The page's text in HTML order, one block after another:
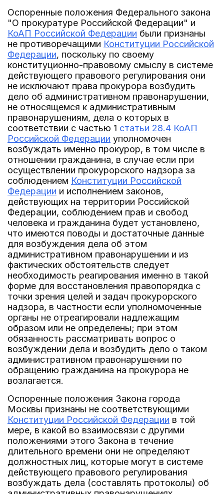
Оспоренные положения Федерального закона
"О прокуратуре Российской Федерации" и
КоАП Российской Федерации были признаны
не противоречащими Конституции Российской
Федерации, поскольку по своему
конституционно-правовому смыслу в системе
действующего правового регулирования они
не исключают права прокурора возбудить
дело об административном правонарушении,
не относящемся к административным
правонарушениям, дела о которых в
соответствии с частью 1 статьи 28.4 КоАП
Российской Федерации уполномочен
возбуждать именно прокурор, в том числе в
отношении гражданина, в случае если при
осуществлении прокурорского надзора за
соблюдением Конституции Российской
Федерации и исполнением законов,
действующих на территории Российской
Федерации, соблюдением прав и свобод
человека и гражданина будет установлено,
что имеются поводы и достаточные данные
для возбуждения дела об этом
административном правонарушении и из
фактических обстоятельств следует
необходимость реагирования именно в такой
форме для восстановления правопорядка с
точки зрения целей и задач прокурорского
надзора, в частности если уполномоченные
органы не отреагировали надлежащим
образом или не определены; при этом
обязанность рассматривать вопрос о
возбуждении дела и возбудить дело о таком
административном правонарушении по
обращению гражданина на прокурора не
возлагается.
Оспоренные положения Закона города
Москвы признаны не соответствующими
Конституции Российской Федерации в той
мере, в какой во взаимосвязи с другими
положениями этого Закона в течение
длительного времени они не определяют
должностных лиц, которые могут в системе
действующего правового регулирования
возбуждать дела (составлять протоколы) об